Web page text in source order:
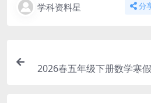
学科资料星 分
2026春五年级下册数学寒